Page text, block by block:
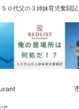
５０代父の３姉妹育児奮闘記